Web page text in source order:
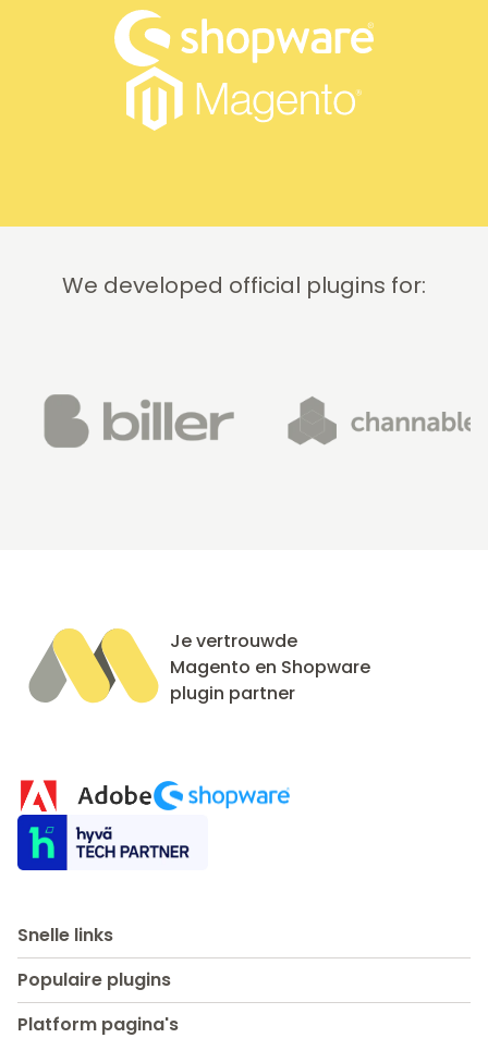
We developed official plugins for:
Je vertrouwde
Magento en Shopware
plugin partner
Snelle links
Populaire plugins
Platform pagina's